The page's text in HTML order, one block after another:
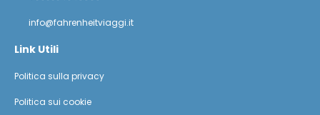
info@fahrenheitviaggi.it
Link Utili
Politica sulla privacy
Politica sui cookie